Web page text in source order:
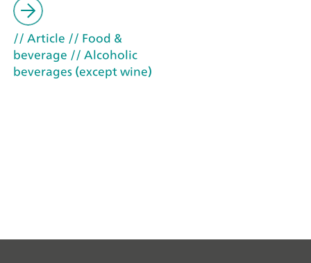
// Article // Food &
beverage // Alcoholic
beverages (except wine)